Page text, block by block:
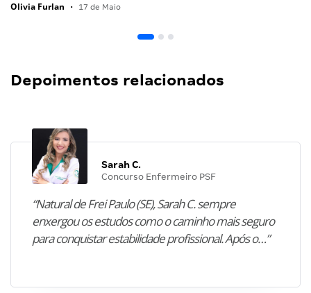
Olivia Furlan • 17 de Maio
Depoimentos relacionados
Sarah C.
Concurso Enfermeiro PSF
“Natural de Frei Paulo (SE), Sarah C. sempre
enxergou os estudos como o caminho mais seguro
para conquistar estabilidade profissional. Após o…”